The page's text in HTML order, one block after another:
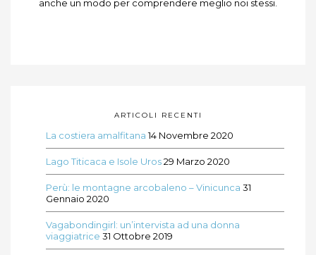
anche un modo per comprendere meglio noi stessi.
ARTICOLI RECENTI
La costiera amalfitana 14 Novembre 2020
Lago Titicaca e Isole Uros29 Marzo 2020
Perù: le montagne arcobaleno – Vinicunca 31
Gennaio 2020
Vagabondingirl: un’intervista ad una donna
viaggiatrice 31 Ottobre 2019